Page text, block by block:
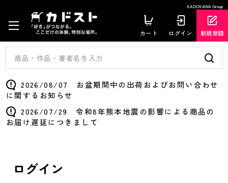
KADOKAWA Group
カート ログイン 新規登録
2026/08/07 お盆期間中の出荷およびお問い合わせ
に関するお知らせ
2026/07/29 令和8年熊本地震の影響による商品の
お届け遅延につきまして
ログイン